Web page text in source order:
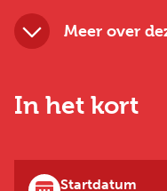
Meer over
In het kort
Startdatum